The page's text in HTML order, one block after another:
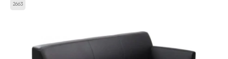
2663